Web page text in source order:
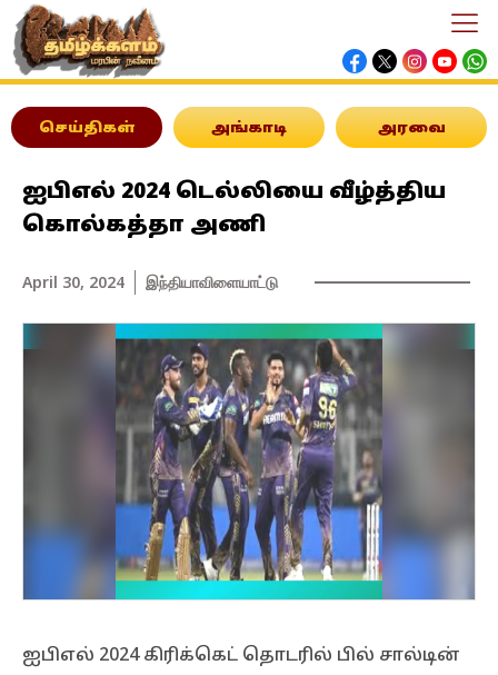
செய்திகள் அங்காடி அரவை
ஐபிஎல் 2024 டெல்லியை வீழ்த்திய
கொல்கத்தா அணி
April 30, 2024 இந்தியாவிளையாட்டு
ஐபிஎல் 2024 கிரிக்கெட் தொடரில் பில் சால்டின்